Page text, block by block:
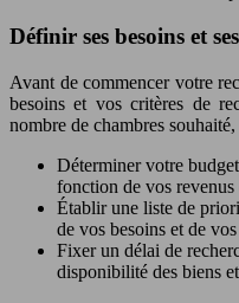
Définir ses besoins et
Avant de commencer votre
besoins et vos critères de
nombre de chambres
Déterminer votre
fonction de vos revenus
Établir une liste de
de vos besoins et de
Fixer un délai de
disponibilité des biens